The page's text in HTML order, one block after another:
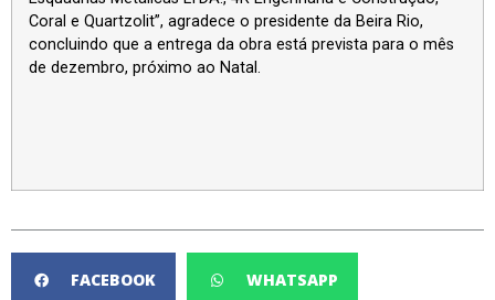
Coral e Quartzolit”, agradece o presidente da Beira Rio,
concluindo que a entrega da obra está prevista para o mês
de dezembro, próximo ao Natal.
FACEBOOK WHATSAPP